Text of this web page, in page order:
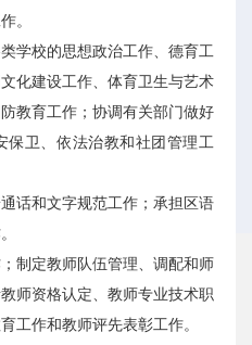
。
学校的思想政治工作、德育工
化建设工作、体育卫生与艺术
教育工作；协调有关部门做好
保卫、依法治教和社团管理工
话和文字规范工作；承担区语
制定教师队伍管理、调配和师
师资格认定、教师专业技术职
工作和教师评先表彰工作。